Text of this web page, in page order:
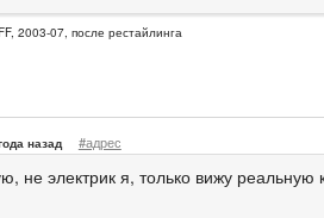
2003-07, после рестайлинга
назад #адрес
не электрик я, только вижу